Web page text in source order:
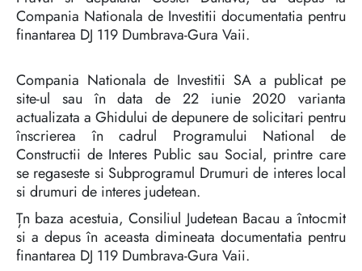
Compania Nationala de Investitii documentatia pentru
finantarea DJ 119 Dumbrava-Gura Vaii.
Compania Nationala de Investitii SA a publicat pe
site-ul sau în data de 22 iunie 2020 varianta
actualizata a Ghidului de depunere de solicitari pentru
înscrierea în cadrul Programului National de
Constructii de Interes Public sau Social, printre care
se regaseste si Subprogramul Drumuri de interes local
si drumuri de interes judetean.
Țn baza acestuia, Consiliul Judetean Bacau a întocmit
si a depus în aceasta dimineata documentatia pentru
finantarea DJ 119 Dumbrava-Gura Vaii.